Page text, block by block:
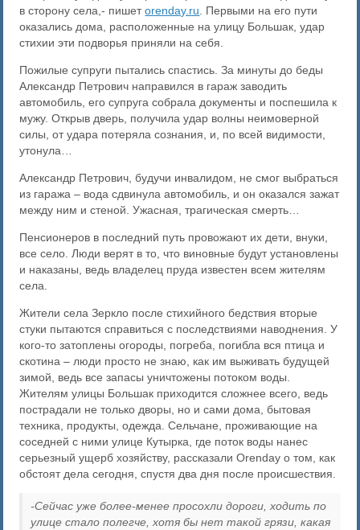
в сторону села,- пишетorenday.ru . Первыми на его пути
оказались дома, расположенные на улицу Большак, удар
стихии эти подворья приняли на себя.
Пожилые супруги пытались спастись. За минуты до беды
Александр Петрович направился в гараж заводить
автомобиль, его супруга собрала документы и поспешила к
мужу. Открыв дверь, получила удар волны неимоверной
силы, от удара потеряла сознания, и, по всей видимости,
утонула…
Александр Петрович, будучи инвалидом, не смог выбраться
из гаража – вода сдвинула автомобиль, и он оказался зажат
между ним и стеной. Ужасная, трагическая смерть…
Пенсионеров в последний путь провожают их дети, внуки,
все село. Люди верят в то, что виновные будут установлены
и наказаны, ведь владелец пруда известен всем жителям
села.
Жители села Зеркло после стихийного бедствия вторые
стуки пытаются справиться с последствиями наводнения. У
кого-то затоплены огороды, погреба, погибла вся птица и
скотина – люди просто не знаю, как им выживать будущей
зимой, ведь все запасы уничтожены потоком воды.
Жителям улицы Большак приходится сложнее всего, ведь
пострадали не только дворы, но и сами дома, бытовая
техника, продукты, одежда. Сельчане, проживающие на
соседней с ними улице Кутырка, где поток воды нанес
серьезный ущерб хозяйству, рассказали Orenday о том, как
обстоят дела сегодня, спустя два дня после происшествия.
-Сейчас уже более-менее просохли дороги, ходить по
улице стало полегче, хотя бы нет такой грязи, какая